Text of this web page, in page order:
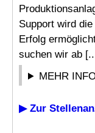
Support wird
Erfolg
suchen wir ab
MEHR
▶ Zur